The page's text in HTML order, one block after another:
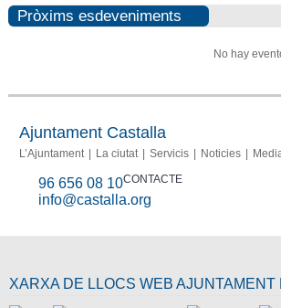
Pròxims esdeveniments
No hay
Ajuntament Castalla
L’Ajuntament La ciutat Servicis Noticies
CONTACTE
96 656 08 10
info@castalla.org
XARXA DE LLOCS WEB AJUNTAMENT